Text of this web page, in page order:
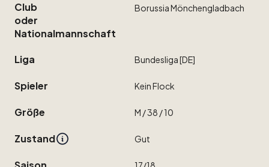
Club
oder
Nationalmannschaft
BorussiaMönchengladbach
Liga Bundesliga[DE]
Spieler KeinFlock
Größe M ​/​38 ​/​10
Zustand Gut